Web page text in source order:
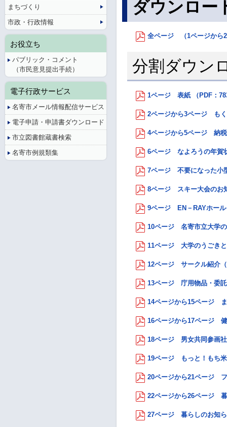
ダウンロー
全ページ （1ページから
分割ダウン
1ページ 表紙 （PDF：
2ページから3ページ もく
4ページから5ページ 納
6ページ なよろうの年賀
7ページ 不要になった小
8ページ スキー大会のお
9ページ EN－RAYホール
10ページ 名寄市立大学の
11ページ 大学のうごき
12ページ サークル紹介（
13ページ 庁用物品・委託
14ページから15ページ
16ページから17ページ
18ページ 男女共同参画社
19ページ もっと！もち
20ページから21ページ
22ページから26ページ
27ページ 暮らしのお知
まちづくり
市政・行政情報
お役立ち
パブリック・コメント
（市民意見提出手続）
電子行政サービス
名寄市メール情報配信サービス
電子申請・申請書ダウンロード
市立図書館蔵書検索
名寄市例規類集